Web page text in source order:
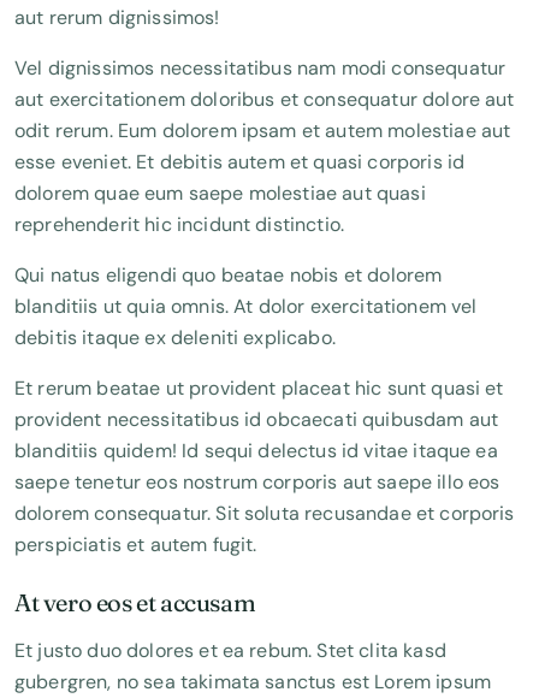
aut rerum dignissimos!
Vel dignissimos necessitatibus nam modi consequatur
aut exercitationem doloribus et consequatur dolore aut
odit rerum. Eum dolorem ipsam et autem molestiae aut
esse eveniet. Et debitis autem et quasi corporis id
dolorem quae eum saepe molestiae aut quasi
reprehenderit hic incidunt distinctio.
Qui natus eligendi quo beatae nobis et dolorem
blanditiis ut quia omnis. At dolor exercitationem vel
debitis itaque ex deleniti explicabo.
Et rerum beatae ut provident placeat hic sunt quasi et
provident necessitatibus id obcaecati quibusdam aut
blanditiis quidem! Id sequi delectus id vitae itaque ea
saepe tenetur eos nostrum corporis aut saepe illo eos
dolorem consequatur. Sit soluta recusandae et corporis
perspiciatis et autem fugit.
At vero eos et accusam
Et justo duo dolores et ea rebum. Stet clita kasd
gubergren, no sea takimata sanctus est Lorem ipsum